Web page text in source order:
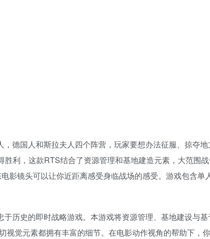
德国人和斯拉夫人四个阵营，玩家要想办法征服、掠夺
利，这款RTS结合了资源管理和基地建造元素，大范围
影镜头可以让你近距离感受身临战场的感受。游戏包含单
于历史的即时战略游戏。本游戏将资源管理、基地建设与
觉元素都拥有丰富的细节。在电影动作视角的帮助下，